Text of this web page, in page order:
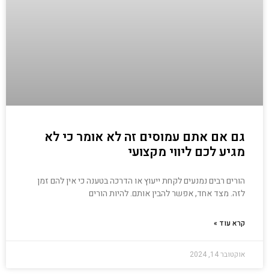
גם אם אתם עמוסים זה לא אומר כי לא
מגיע לכם ליווי מקצועי
הורים רבים נמנעים לקחת ייעוץ או הדרכה בטענה כי אין להם זמן
לזה. מצד אחד, אפשר להבין אותם. להיות הורים
קרא עוד »
אוקטובר 14, 2024